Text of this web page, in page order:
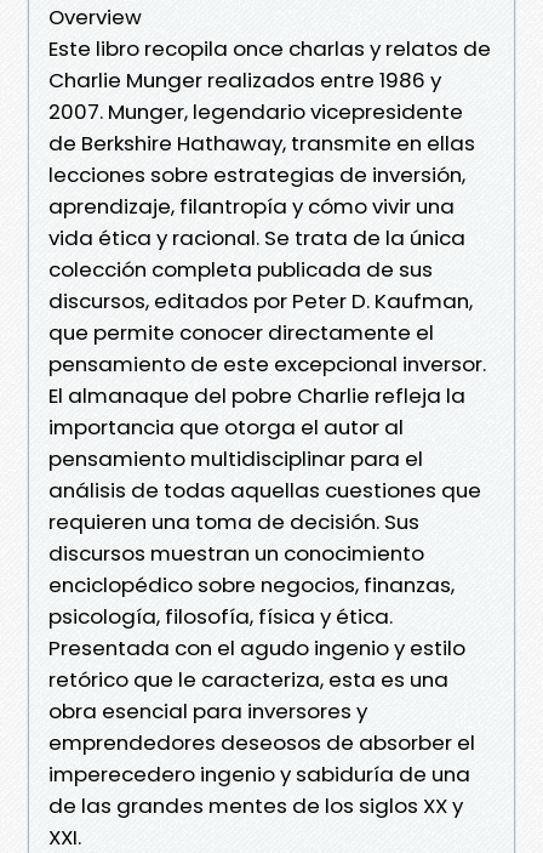
Overview
Este libro recopila once charlas y relatos de
Charlie Munger realizados entre 1986 y
2007. Munger, legendario vicepresidente
de Berkshire Hathaway, transmite en ellas
lecciones sobre estrategias de inversión,
aprendizaje, filantropía y cómo vivir una
vida ética y racional. Se trata de la única
colección completa publicada de sus
discursos, editados por Peter D. Kaufman,
que permite conocer directamente el
pensamiento de este excepcional inversor.
El almanaque del pobre Charlie refleja la
importancia que otorga el autor al
pensamiento multidisciplinar para el
análisis de todas aquellas cuestiones que
requieren una toma de decisión. Sus
discursos muestran un conocimiento
enciclopédico sobre negocios, finanzas,
psicología, filosofía, física y ética.
Presentada con el agudo ingenio y estilo
retórico que le caracteriza, esta es una
obra esencial para inversores y
emprendedores deseosos de absorber el
imperecedero ingenio y sabiduría de una
de las grandes mentes de los siglos XX y
XXI.